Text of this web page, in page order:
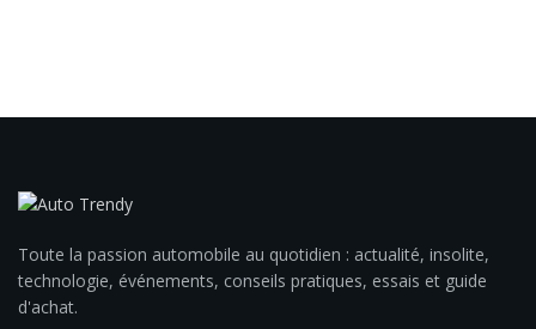
Toute la passion automobile au quotidien : actualité, insolite,
technologie, événements, conseils pratiques, essais et guide
d'achat.